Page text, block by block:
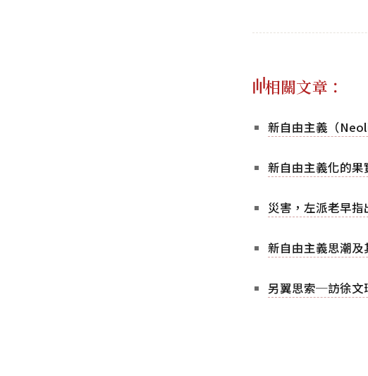
相關文章：
新自由主義（
新自由主義化的
災害，左派老早指
新自由主義思潮及
另翼思索─訪徐文